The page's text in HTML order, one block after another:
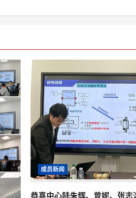
成员新闻
恭喜中心陆朱辉、曾妮、张志